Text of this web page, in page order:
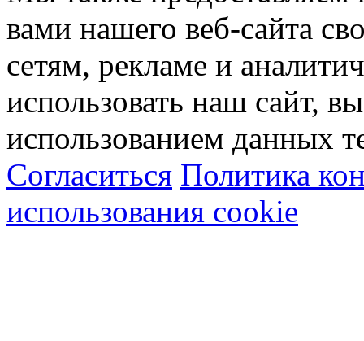
вами нашего веб-сайта
сетям, рекламе и
использовать наш сайт,
использованием данных
Согласиться Политика
использования cookie